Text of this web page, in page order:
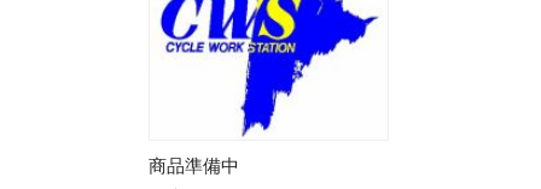
商品準備中